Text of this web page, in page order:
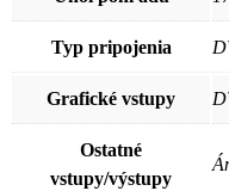
Typ pripojenia
Grafické vstupy
Ostatné
vstupy/výstupy